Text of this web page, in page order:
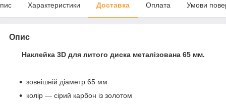
Характеристики Доставка Оплата Умови
Опис
Наклейка 3D для литого диска металізована 65 мм.
зовнішній діаметр 65 мм
колір — сірий карбон із золотом